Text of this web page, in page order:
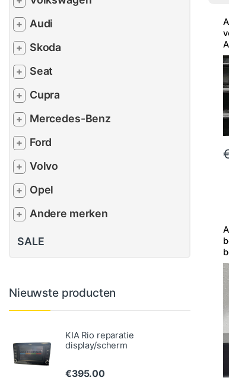
+ Audi
+ Skoda
+ Seat
+ Cupra
+ Mercedes-Benz
+ Ford
+ Volvo
+ Opel
+ Andere merken
SALE
Nieuwste producten
KIA Rio reparatie
display/scherm
€395.00